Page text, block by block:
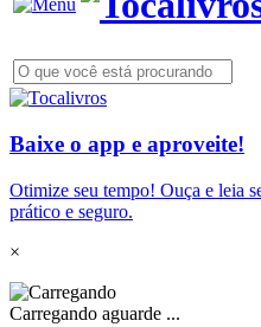
Baixe o app e aproveite!
Otimize seu tempo! Ouça e leia
prático e seguro.
×
Carregando aguarde ...